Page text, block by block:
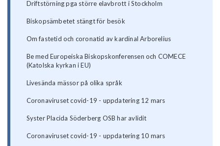
Driftstörning pga större elavbrott i Stockholm
Biskopsämbetet stängt för besök
Om fastetid och coronatid av kardinal Arborelius
Be med Europeiska Biskopskonferensen och COMECE
(Katolska kyrkan i EU)
Livesända mässor på olika språk
Coronaviruset covid-19 - uppdatering 12 mars
Syster Placida Söderberg OSB har avlidit
Coronaviruset covid-19 - uppdatering 10 mars